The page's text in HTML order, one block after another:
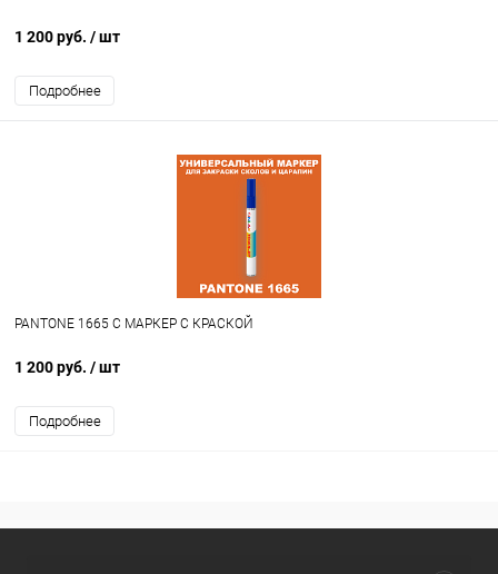
1 200 руб. / шт
Подробнее
PANTONE 1665 C МАРКЕР С КРАСКОЙ
1 200 руб. / шт
Подробнее